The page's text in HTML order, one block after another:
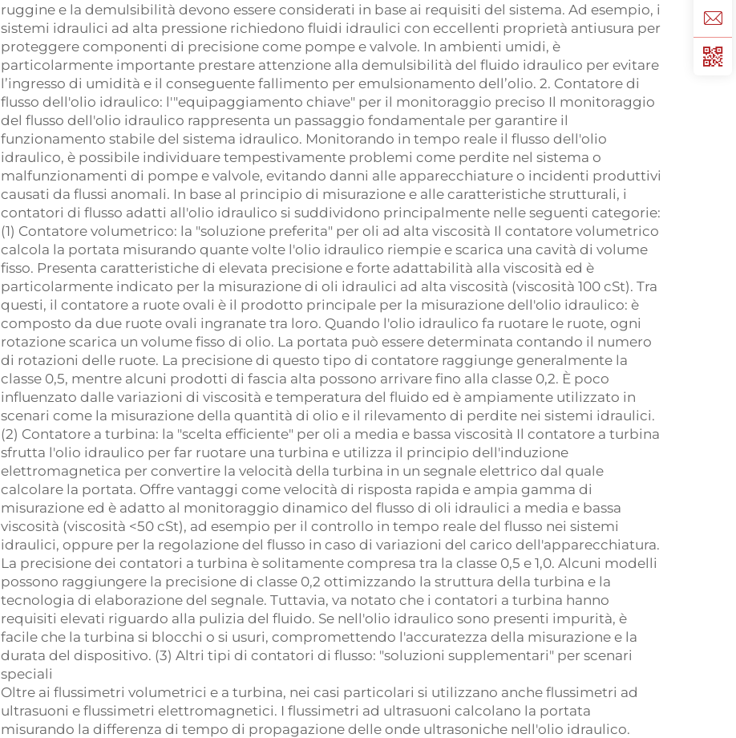
ruggine e la demulsibilità devono essere considerati in base ai requisiti del sistema. Ad esempio, i
sistemi idraulici ad alta pressione richiedono fluidi idraulici con eccellenti proprietà antiusura per
proteggere componenti di precisione come pompe e valvole. In ambienti umidi, è
particolarmente importante prestare attenzione alla demulsibilità del fluido idraulico per evitare
l’ingresso di umidità e il conseguente fallimento per emulsionamento dell’olio. 2. Contatore di
flusso dell'olio idraulico: l'"equipaggiamento chiave" per il monitoraggio preciso Il monitoraggio
del flusso dell'olio idraulico rappresenta un passaggio fondamentale per garantire il
funzionamento stabile del sistema idraulico. Monitorando in tempo reale il flusso dell'olio
idraulico, è possibile individuare tempestivamente problemi come perdite nel sistema o
malfunzionamenti di pompe e valvole, evitando danni alle apparecchiature o incidenti produttivi
causati da flussi anomali. In base al principio di misurazione e alle caratteristiche strutturali, i
contatori di flusso adatti all'olio idraulico si suddividono principalmente nelle seguenti categorie:
(1) Contatore volumetrico: la "soluzione preferita" per oli ad alta viscosità Il contatore volumetrico
calcola la portata misurando quante volte l'olio idraulico riempie e scarica una cavità di volume
fisso. Presenta caratteristiche di elevata precisione e forte adattabilità alla viscosità ed è
particolarmente indicato per la misurazione di oli idraulici ad alta viscosità (viscosità 100 cSt). Tra
questi, il contatore a ruote ovali è il prodotto principale per la misurazione dell'olio idraulico: è
composto da due ruote ovali ingranate tra loro. Quando l'olio idraulico fa ruotare le ruote, ogni
rotazione scarica un volume fisso di olio. La portata può essere determinata contando il numero
di rotazioni delle ruote. La precisione di questo tipo di contatore raggiunge generalmente la
classe 0,5, mentre alcuni prodotti di fascia alta possono arrivare fino alla classe 0,2. È poco
influenzato dalle variazioni di viscosità e temperatura del fluido ed è ampiamente utilizzato in
scenari come la misurazione della quantità di olio e il rilevamento di perdite nei sistemi idraulici.
(2) Contatore a turbina: la "scelta efficiente" per oli a media e bassa viscosità Il contatore a turbina
sfrutta l'olio idraulico per far ruotare una turbina e utilizza il principio dell'induzione
elettromagnetica per convertire la velocità della turbina in un segnale elettrico dal quale
calcolare la portata. Offre vantaggi come velocità di risposta rapida e ampia gamma di
misurazione ed è adatto al monitoraggio dinamico del flusso di oli idraulici a media e bassa
viscosità (viscosità <50 cSt), ad esempio per il controllo in tempo reale del flusso nei sistemi
idraulici, oppure per la regolazione del flusso in caso di variazioni del carico dell'apparecchiatura.
La precisione dei contatori a turbina è solitamente compresa tra la classe 0,5 e 1,0. Alcuni modelli
possono raggiungere la precisione di classe 0,2 ottimizzando la struttura della turbina e la
tecnologia di elaborazione del segnale. Tuttavia, va notato che i contatori a turbina hanno
requisiti elevati riguardo alla pulizia del fluido. Se nell'olio idraulico sono presenti impurità, è
facile che la turbina si blocchi o si usuri, compromettendo l'accuratezza della misurazione e la
durata del dispositivo. (3) Altri tipi di contatori di flusso: "soluzioni supplementari" per scenari
speciali
Oltre ai flussimetri volumetrici e a turbina, nei casi particolari si utilizzano anche flussimetri ad
ultrasuoni e flussimetri elettromagnetici. I flussimetri ad ultrasuoni calcolano la portata
misurando la differenza di tempo di propagazione delle onde ultrasoniche nell'olio idraulico.